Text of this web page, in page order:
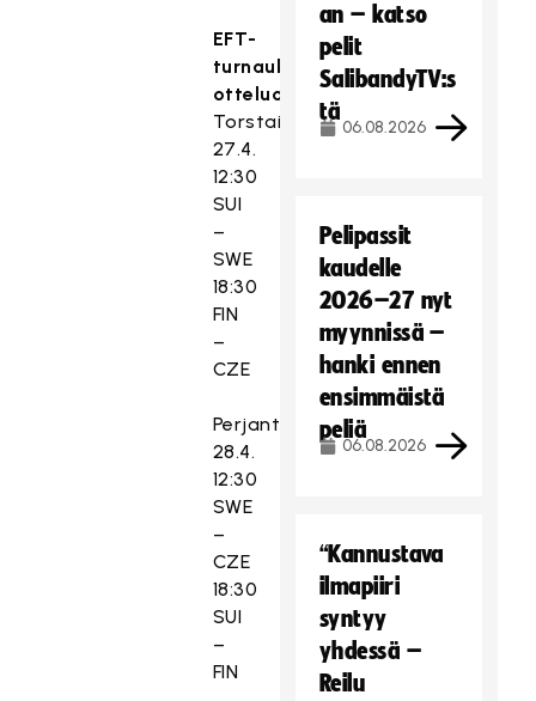
EFT-
turnauksen
otteluohjelma
Torstai
27.4.
12:30
SUI
–
SWE
18:30
FIN
–
CZE
Perjantai
28.4.
12:30
SWE
–
CZE
18:30
SUI
–
FIN
an – katso
pelit
SalibandyTV:s
tä
06.08.2026
Pelipassit
kaudelle
2026–27 nyt
myynnissä –
hanki ennen
ensimmäistä
peliä
06.08.2026
“Kannustava
ilmapiiri
syntyy
yhdessä –
Reilu